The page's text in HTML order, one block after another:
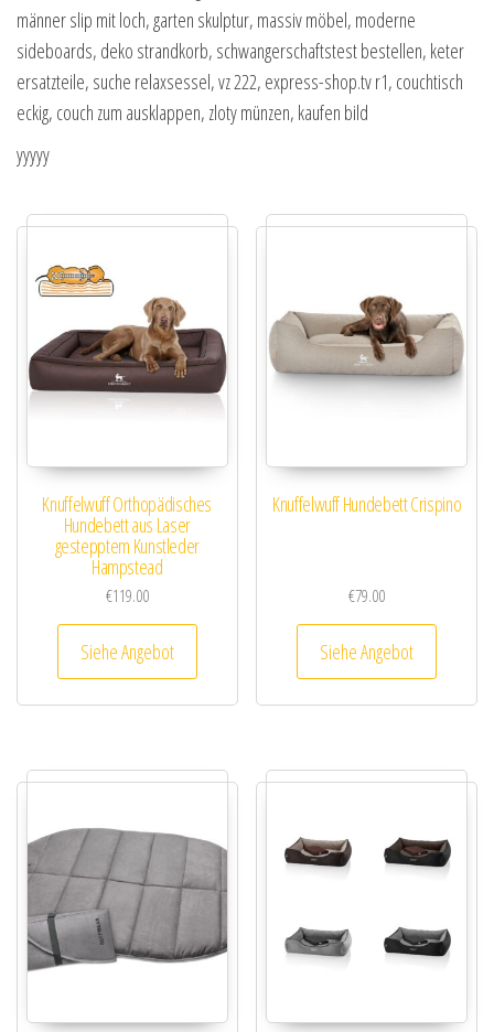
männer slip mit loch, garten skulptur, massiv möbel, moderne
sideboards, deko strandkorb, schwangerschaftstest bestellen, keter
ersatzteile, suche relaxsessel, vz 222, express-shop.tv r1, couchtisch
eckig, couch zum ausklappen, zloty münzen, kaufen bild
yyyyy
Knuffelwuff Orthopädisches
Hundebett aus Laser
gestepptem Kunstleder
Hampstead
€119.00
Siehe Angebot
Knuffelwuff Hundebett Crispino
€79.00
Siehe Angebot